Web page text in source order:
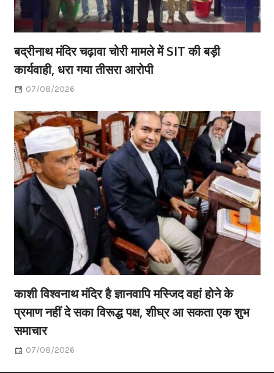
बद्रीनाथ मंदिर चढ़ावा चोरी मामले में SIT की बड़ी
कार्यवाही, धरा गया तीसरा आरोपी
07/08/2026
काशी विश्वनाथ मंदिर है ज्ञानवापि मस्जिद वहां होने के
प्रमाण नहीं दे सका विरूद्ध पक्ष, शीघ्र आ सकता एक शुभ
समाचार
07/08/2026